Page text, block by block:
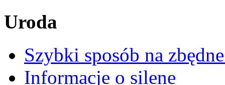
Uroda
Szybki sposób na
Informacje o silene